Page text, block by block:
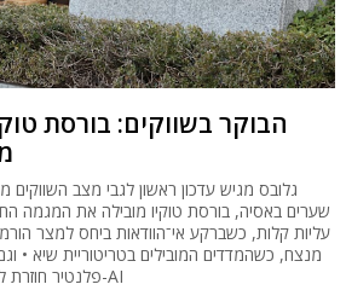
גלובס מגיש עדכון ראשון לגבי מצב השווקים
שערים באסיה, בורסת טוקיו מובילה את המגמה
עליות קלות, כשברקע אי־הוודאות ביחס למצר
פלנטיר חוזרת לתפוס את ההובלה בתחום ה-AI